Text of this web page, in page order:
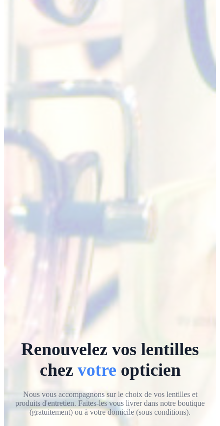
Renouvelez vos lentilles
chez votre opticien
Nous vous accompagnons sur le choix de vos lentilles et
produits d'entretien. Faites-les vous livrerdans notre boutique
(gratuitement) ou à votre domicile (sous conditions).